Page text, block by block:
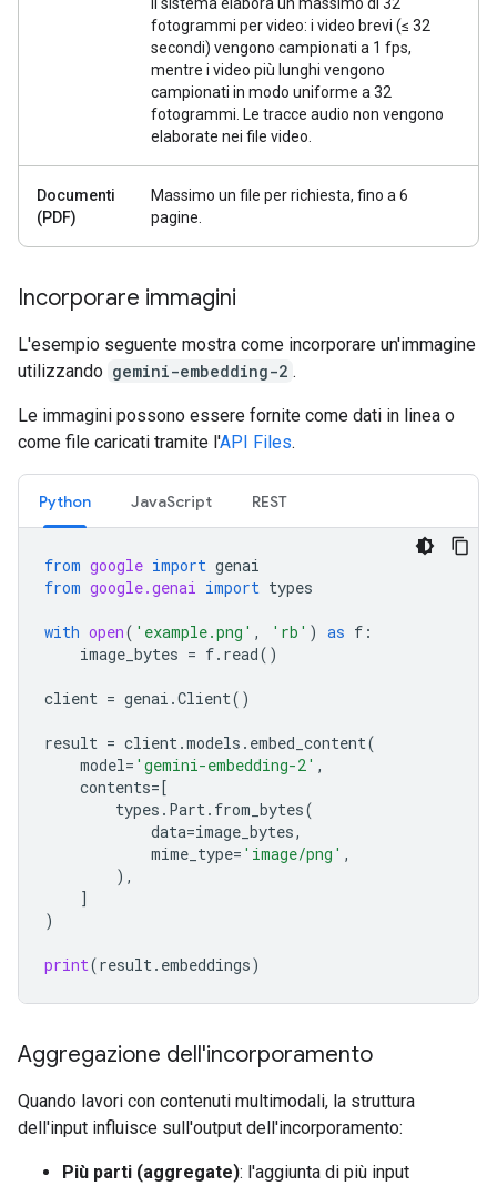
fotogrammi per video: i video brevi (≤ 32
secondi) vengono campionati a 1 fps,
mentre i video più lunghi vengono
campionati in modo uniforme a 32
fotogrammi. Le tracce audio non vengono
elaborate nei file video.
Documenti
(PDF)
Massimo un file per richiesta, fino a 6
pagine.
Incorporare immagini
L'esempio seguente mostra come incorporare un'immagine
utilizzando gemini-embedding-2 .
Le immagini possono essere fornite come dati in linea o
come file caricati tramite l'API Files.
Python JavaScript REST
from google import genai
from google.genai import types
with open( 'example.png' , 'rb' ) as f :
image_bytes = f. read()
client = genai .Client()
result = client.models . embed_content(
model= 'gemini-embedding-2' ,
contents=[
types . Part. from_bytes(
data=image_bytes,
mime_type= 'image/png' ,
),
]
)
print(result. embeddings)
Aggregazione dell'incorporamento
Quando lavori con contenuti multimodali, la struttura
dell'input influisce sull'output dell'incorporamento:
Più parti (aggregate): l'aggiunta di più input